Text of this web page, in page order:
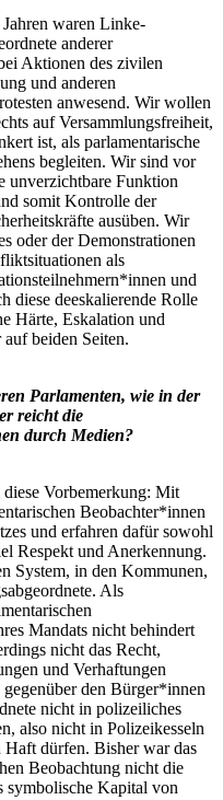
waren Linke-
anderer
Aktionen des zivilen
und anderen
anwesend. Wir wollen
auf Versammlungsfreiheit,
ist, als parlamentarische
begleiten. Wir sind vor
unverzichtbare Funktion
somit Kontrolle der
ausüben. Wir
oder der Demonstrationen
als
und
diese deeskalierende Rolle
Härte, Eskalation und
beiden Seiten.
Parlamenten, wie in der
reicht die
durch Medien?
diese Vorbemerkung: Mit
Beobachter*innen
und erfahren dafür sowohl
Respekt und Anerkennung.
System, in den Kommunen,
Als
Mandats nicht behindert
nicht das Recht,
und Verhaftungen
den Bürger*innen
nicht in polizeiliches
also nicht in Polizeikesseln
dürfen. Bisher war das
Beobachtung nicht die
symbolische Kapital von